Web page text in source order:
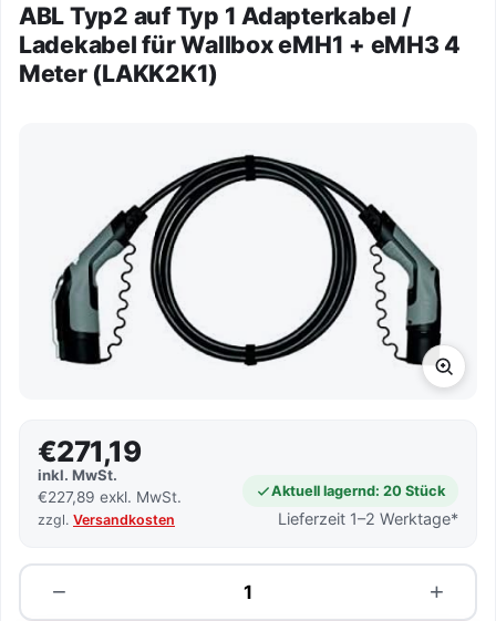
ABL Typ2 auf Typ 1 Adapterkabel /
Ladekabel für Wallbox eMH1 + eMH3 4
Meter (LAKK2K1)
€271,19
inkl. MwSt.
€227,89 exkl. MwSt.
zzgl. Versandkosten
Aktuell lagernd: 20 Stück
Lieferzeit 1–2 Werktage*
−
Menge +